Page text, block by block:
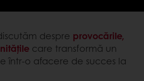
despre provocările,
care transformă un
într-o afacere de succes la